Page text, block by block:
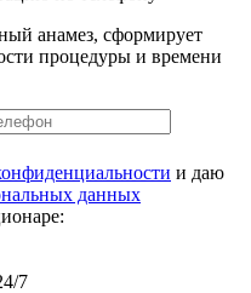
анамез, сформирует
процедуры и времени
и даю
данных
7